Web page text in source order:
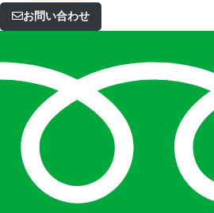
お問い合わせ